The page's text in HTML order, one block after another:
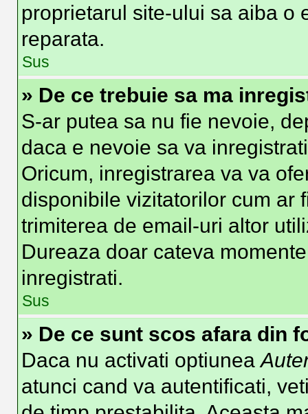
proprietarul site-ului sa aiba o
reparata.
Sus
» De ce trebuie sa ma
S-ar putea sa nu fie nevoie,
daca e nevoie sa va
Oricum, inregistrarea va va
disponibile vizitatorilor cum ar
trimiterea de email-uri altor
Dureaza doar cateva
inregistrati.
Sus
» De ce sunt scos afara din
Daca nu activati optiunea
atunci cand va autentificati,